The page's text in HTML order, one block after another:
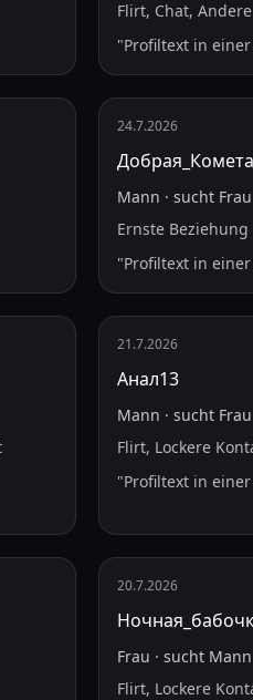
Flirt, Chat, Andere
"Profiltext in
24.7.2026
Добрая_Комета
Mann ·sucht Frau
Ernste Beziehung
"Profiltext in
21.7.2026
Анал13
Mann ·sucht Frau
Flirt, Lockere
"Profiltext in
20.7.2026
Frau ·sucht Mann
Flirt, Lockere